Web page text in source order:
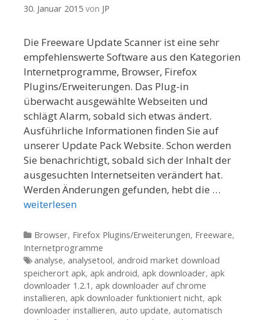
30. Januar 2015 von JP
Die Freeware Update Scanner ist eine sehr
empfehlenswerte Software aus den Kategorien
Internetprogramme, Browser, Firefox
Plugins/Erweiterungen. Das Plug-in
überwacht ausgewählte Webseiten und
schlägt Alarm, sobald sich etwas ändert.
Ausführliche Informationen finden Sie auf
unserer Update Pack Website. Schon werden
Sie benachrichtigt, sobald sich der Inhalt der
ausgesuchten Internetseiten verändert hat.
Werden Änderungen gefunden, hebt die …
weiterlesen
Kategorien
Browser, Firefox Plugins/Erweiterungen, Freeware,
Internetprogramme
Tags
analyse, analysetool, android market download
speicherort apk, apk android, apk downloader, apk
downloader 1.2.1 , apk downloader auf chrome
installieren, apk downloader funktioniert nicht, apk
downloader installieren, auto update, automatisch